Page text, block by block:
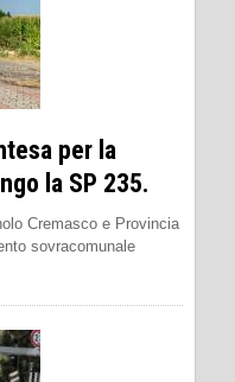
per la
la SP 235.
Cremasco e Provincia
sovracomunale